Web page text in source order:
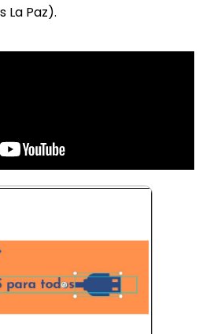
La Paz).